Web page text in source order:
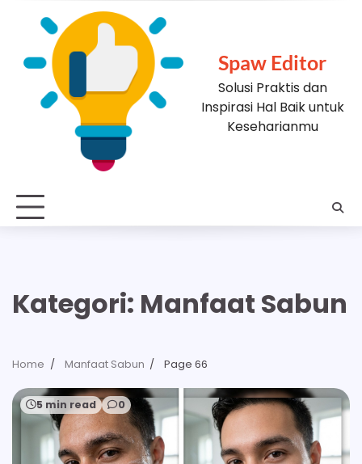
Spaw Editor
Solusi Praktis dan
Inspirasi Hal Baik untuk
Keseharianmu
Kategori: Manfaat Sabun
Home Manfaat Sabun Page 66
5 min read 0